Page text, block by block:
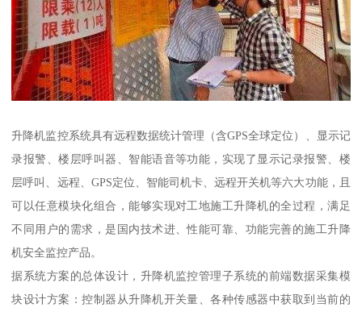
升降机监控系统具有远程数据统计管理（含GPS全球定位）、显示记
录报警、楼层呼叫器、智能语音等功能，实现了显示记录报警、楼
层呼叫、远程、GPS定位、智能司机卡、远程开关机等六大功能，且
可以任意模块化组合，能够实现对工地施工升降机的全过程，满足
不同用户的需求，是国内技术进、性能可靠、功能完善的施工升降
机安全监控产品。
据系统方案的总体设计，升降机监控管理子系统的前端数据采集模
块设计方案：控制器从升降机开关量、各种传感器中获取到当前的